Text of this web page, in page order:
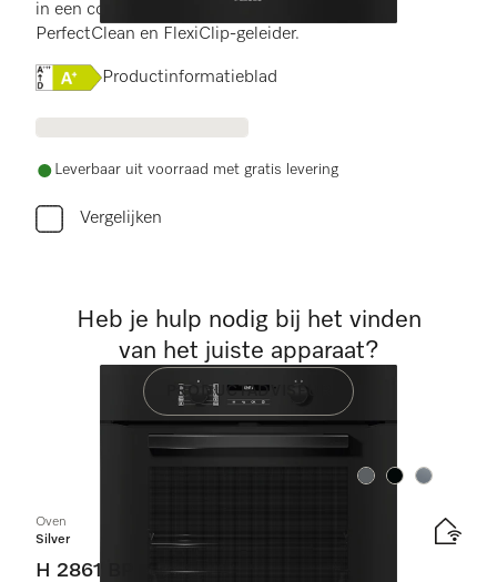
in een combineerbaar design met netwerk,
PerfectClean en FlexiClip-geleider.
Online Label Flag, Energielabel
Productinformatieblad
Leverbaar uit voorraad met gratis levering
Vergelijken
Kleur:Kleur:Kleur:
Oven
Silver
H 2861 BP
Heb je hulp nodig bij het vinden
van het juiste apparaat?
PRODUCTADVISEUR